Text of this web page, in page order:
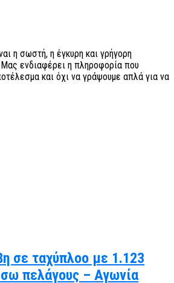
η σωστή, η έγκυρη και γρήγορη
ενδιαφέρει η πληροφορία που
και όχι να γράψουμε απλά για να
σε ταχύπλοο με 1.123
πελάγους – Αγωνία